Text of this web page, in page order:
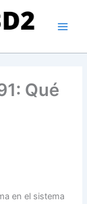
Qué
en el sistema